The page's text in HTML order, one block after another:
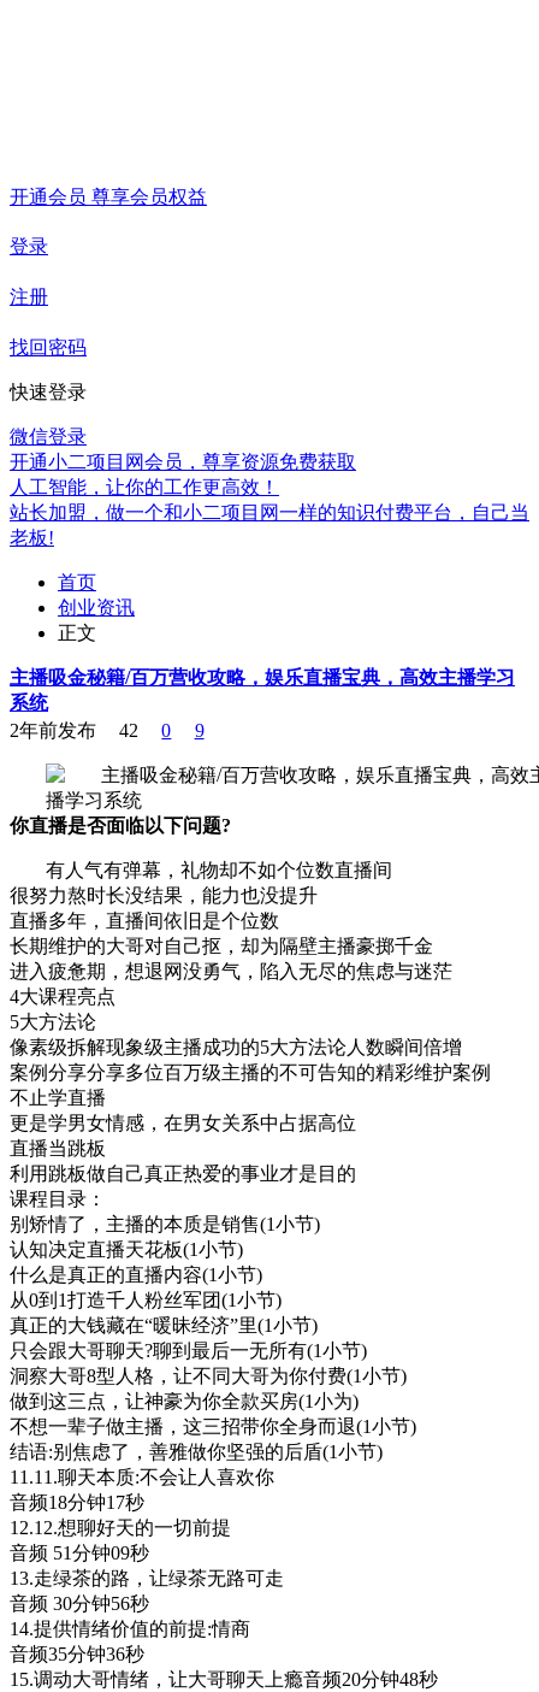
开通会员 尊享会员权益
登录
注册
找回密码
快速登录
微信登录
开通小二项目网会员，尊享资源免费获取
人工智能，让你的工作更高效！
站长加盟，做一个和小二项目网一样的知识付费平台，自己当
老板!
首页
创业资讯
正文
主播吸金秘籍/百万营收攻略，娱乐直播宝典，高效主播学习
系统
2年前发布
42 0 9
你直播是否面临以下问题?
有人气有弹幕，礼物却不如个位数直播间
很努力熬时长没结果，能力也没提升
直播多年，直播间依旧是个位数
长期维护的大哥对自己抠，却为隔壁主播豪掷千金
进入疲惫期，想退网没勇气，陷入无尽的焦虑与迷茫
4大课程亮点
5大方法论
像素级拆解现象级主播成功的5大方法论人数瞬间倍增
案例分享分享多位百万级主播的不可告知的精彩维护案例
不止学直播
更是学男女情感，在男女关系中占据高位
直播当跳板
利用跳板做自己真正热爱的事业才是目的
课程目录：
别矫情了，主播的本质是销售(1小节)
认知决定直播天花板(1小节)
什么是真正的直播内容(1小节)
从0到1打造千人粉丝军团(1小节)
真正的大钱藏在“暖昧经济”里(1小节)
只会跟大哥聊天?聊到最后一无所有(1小节)
洞察大哥8型人格，让不同大哥为你付费(1小节)
做到这三点，让神豪为你全款买房(1小为)
不想一辈子做主播，这三招带你全身而退(1小节)
结语:别焦虑了，善雅做你坚强的后盾(1小节)
11.11.聊天本质:不会让人喜欢你
音频18分钟17秒
12.12.想聊好天的一切前提
音频 51分钟09秒
13.走绿茶的路，让绿茶无路可走
音频 30分钟56秒
14.提供情绪价值的前提:情商
音频35分钟36秒
15.调动大哥情绪，让大哥聊天上瘾音频20分钟48秒